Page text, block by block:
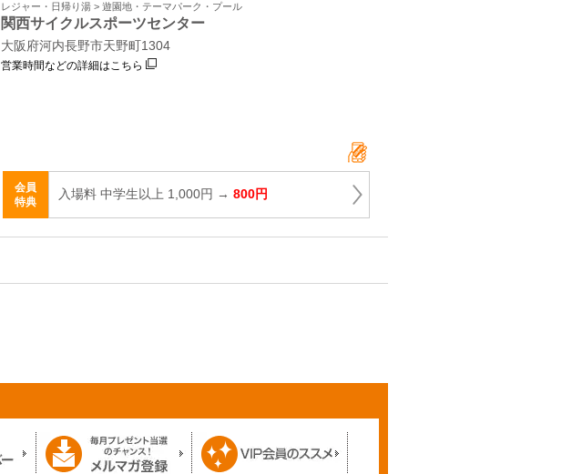
レジャー・日帰り湯 > 遊園地・テーマパーク・プール
関西サイクルスポーツセンター
大阪府河内長野市天野町1304
営業時間などの詳細はこちら
会員
特典
入場料 中学生以上 1,000円 → 800円